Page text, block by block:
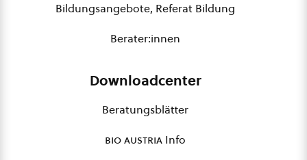
Bildungsangebote, Referat Bildung
Berater:innen
Downloadcenter
Beratungsblätter
bio austria Info